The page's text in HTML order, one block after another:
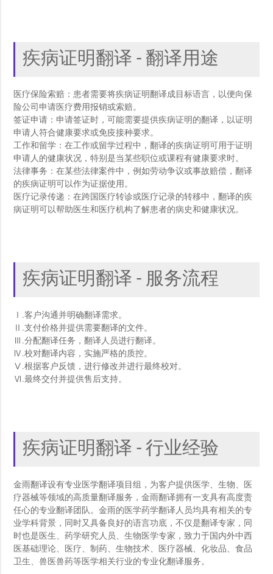
疾病证明翻译 - 翻译用途
医疗保险索赔：患者需要将疾病证明翻译成目标语言，以便向保
险公司申请医疗费用报销或索赔。
签证申请：申请签证时，可能需要提供疾病证明的翻译，以证明
申请人符合健康要求或免疫接种要求。
工作和留学：在工作或留学过程中，翻译的疾病证明可用于证明
申请人的健康状况，特别是当某些职位或课程有健康要求时。
法律事务：在某些法律案件中，例如劳动争议或事故赔偿，翻译
的疾病证明可以作为证据使用。
医疗记录传递：在跨国医疗转诊或医疗记录的转移中，翻译的疾
病证明可以帮助医生和医疗机构了解患者的病史和健康状况。
疾病证明翻译 - 服务流程
Ⅰ.客户沟通并明确翻译需求。
Ⅱ.支付价格并提供需要翻译的文件。
Ⅲ.分配翻译任务，翻译人员进行翻译。
Ⅳ.校对翻译内容，实施严格的质控。
Ⅴ.根据客户反馈，进行修改并进行最终校对。
Ⅵ.最终交付并提供售后支持。
疾病证明翻译 - 行业经验
金雨翻译设有专业医学翻译项目组，为客户提供医学、生物、医
疗器械等领域的高质量翻译服务，金雨翻译拥有一支具有高度责
任心的专业翻译团队。金雨的医学药学翻译人员均具有相关的专
业学科背景，同时又具备良好的语言功底，不仅是翻译专家，同
时也是医生、药学研究人员、生物医学专家，致力于国内外中西
医基础理论、医疗、制药、生物技术、医疗器械、化妆品、食品
卫生、兽医兽药等医学相关行业的专业化翻译服务。